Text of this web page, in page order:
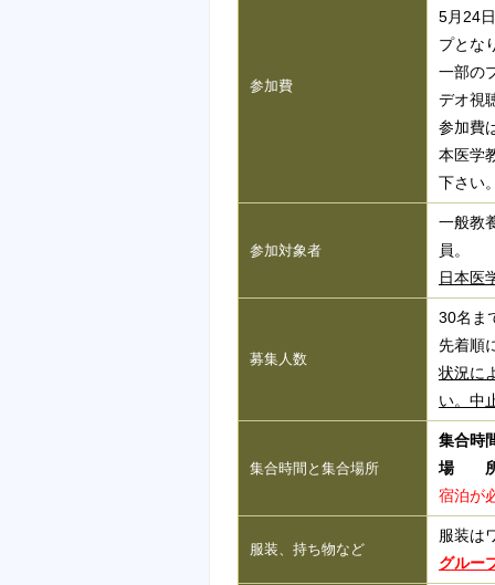
参加費
5月24
プとな
一部の
デオ視
参加費
本医学
下さい
参加対象者
一般教
員。
日本医
募集人数
30名ま
先着順
状況に
い。中
集合時間と集合場所
集合時
場
宿泊が
服装、持ち物など
服装は
グルー